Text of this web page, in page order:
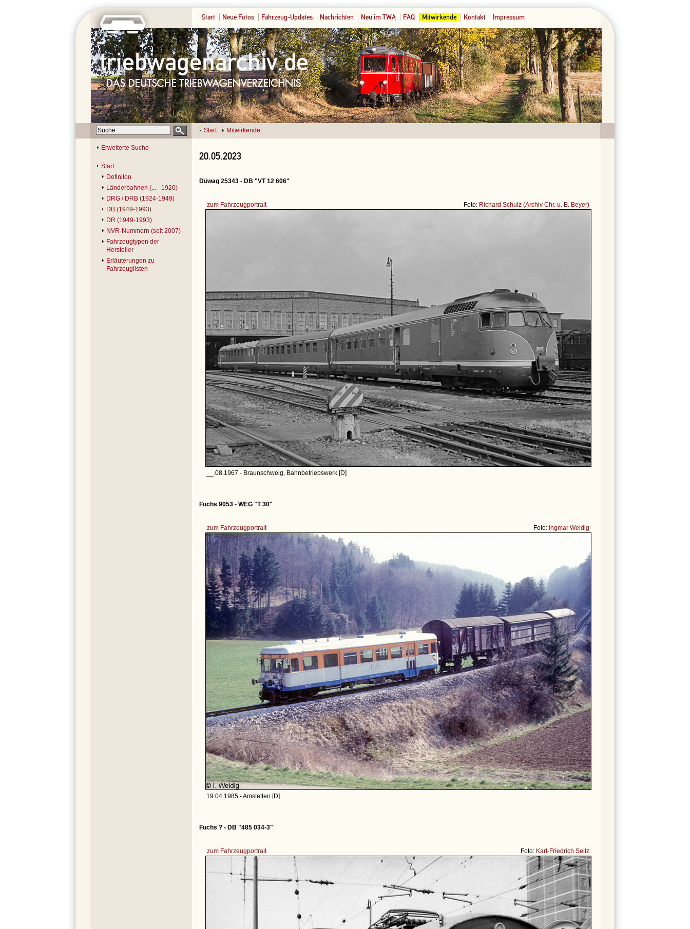
Start Neue Fotos Fahrzeug-Updates Nachrichten Neu im TWA FAQ Mitwirkende Kontakt Impressum
Start Mitwirkende
Erweiterte Suche
Start
Definiton
Länderbahnen (... - 1920)
DRG / DRB (1924-1949)
DB (1949-1993)
DR (1949-1993)
NVR-Nummern (seit 2007)
Fahrzeugtypen der
Hersteller
Erläuterungen zu
Fahrzeuglisten
20.05.2023
Düwag 25343 - DB "VT 12 606"
zum Fahrzeugportrait Foto: Richard Schulz (Archiv Chr. u. B. Beyer)
__.08.1967 - Braunschweig, Bahnbetriebswerk [D]
Fuchs 9053 - WEG "T 30"
zum Fahrzeugportrait Foto: Ingmar Weidig
19.04.1985 - Amstetten [D]
Fuchs ? - DB "485 034-3"
zum Fahrzeugportrait Foto: Karl-Friedrich Seitz